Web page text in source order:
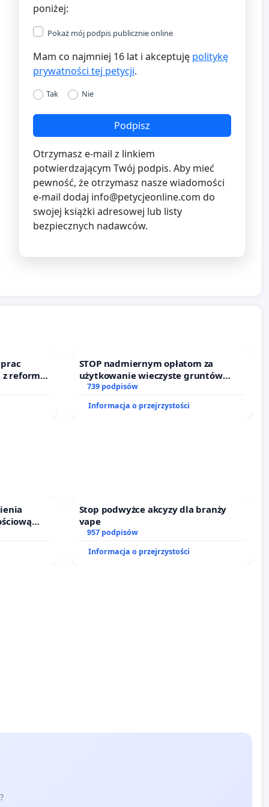
poniżej:
Pokaż mój podpis publicznie online
Mam co najmniej 16 lat i akceptuję politykę
prywatności tej petycji.
Tak Nie
Podpisz
Otrzymasz e-mail z linkiem
potwierdzającym Twój podpis. Aby mieć
pewność, że otrzymasz nasze wiadomości
e-mail dodaj info@petycjeonline.com do
swojej książki adresowej lub listy
bezpiecznych nadawców.
z reformą
STOP nadmiernym opłatom za
użytkowanie wieczyste gruntów
zajmowanych przez rodzinne ogrody
739 podpisów
Informacja o przejrzystości
leczenia
Stop podwyżce akcyzy dla branży
vape
957 podpisów
Informacja o przejrzystości